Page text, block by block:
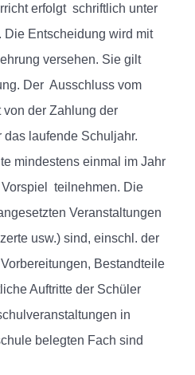
erfolgt schriftlich unter
Die Entscheidung wird mit
versehen. Sie gilt
Der Ausschluss vom
von der Zahlung der
das laufende Schuljahr.
mindestens einmal im Jahr
teilnehmen. Die
Veranstaltungen
usw.) sind, einschl. der
Bestandteile
Auftritte der Schüler
in
belegten Fach sind